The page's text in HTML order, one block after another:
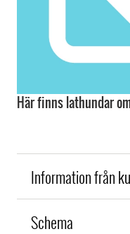
Här finns lathundar
Information från
Schema